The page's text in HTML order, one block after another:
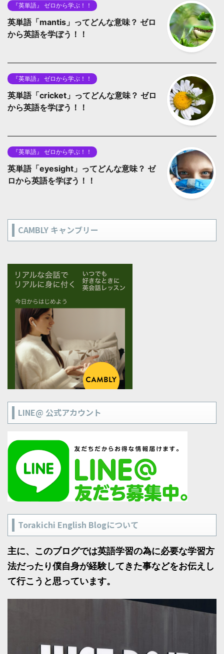
『英単語』 ゼロから学ぶ！！
英単語「mantis」ってどんな意味？ ゼロ
から英語を学ぼう！！
『英単語』 ゼロから学ぶ！！
英単語「cricket」ってどんな意味？ ゼロ
から英語を学ぼう！！
『英単語』 ゼロから学ぶ！！
英単語「eyesight」ってどんな意味？ ゼ
ロから英語を学ぼう！！
CAMBLY キャンブリー
LINE@ 公式アカウント
Torakichi English Blogについて
主に、このブログでは英語学習の為に必要な学習方
法だったり僕自身が経験してきた事などをお伝えし
て行こうと思っています。